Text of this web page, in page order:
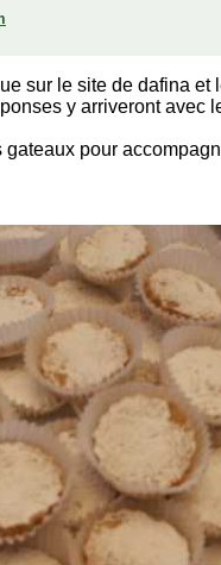
sur le site de dafina
y arriveront avec
gateaux pour